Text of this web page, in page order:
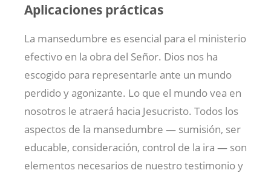
Aplicaciones prácticas
La mansedumbre es esencial para el ministerio
efectivo en la obra del Señor. Dios nos ha
escogido para representarle ante un mundo
perdido y agonizante. Lo que el mundo vea en
nosotros le atraerá hacia Jesucristo. Todos los
aspectos de la mansedumbre — sumisión, ser
educable, consideración, control de la ira — son
elementos necesarios de nuestro testimonio y